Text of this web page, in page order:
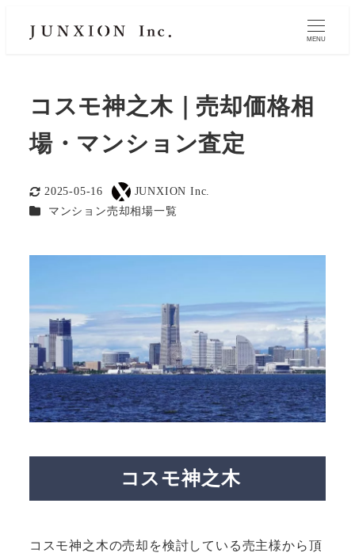
MENU
コスモ神之木｜売却価格相
場・マンション査定
更新日
2025-05-16
著
者
JUNXION Inc.
カテゴリー
マンション売却相場一覧
コスモ神之木
コスモ神之木の売却を検討している売主様から頂